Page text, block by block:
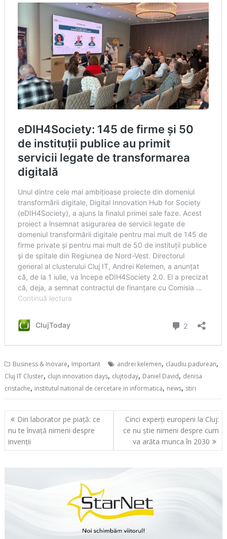
Business & Inovare, Important andrei kelemen, claudiu padurean,
Cluj IT Cluster, clujn innovation days, clujtoday, Daniel David, denisa
cristache, institutul national de cercetare in informatica, news, stiri
Navigare
în
articole
Din laborator pe piață: ce
nu te învață nimeni despre
invenții
Cinci experți europeni la Cluj:
ce nu știe nimeni despre cum
va arăta munca în 2030